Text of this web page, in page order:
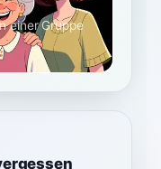
einer Gruppe